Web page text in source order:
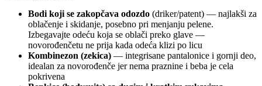
Bodi koji se zakopčava odozdo (driker/patent) — najlakši za
oblačenje i skidanje, posebno pri menjanju pelene.
Izbegavajte odeću koja se oblači preko glave —
novorođenčetu ne prija kada odeća klizi po licu
Kombinezon (zekica) — integrisane pantalonice i gornji deo,
idealan za novorođenče jer nema praznine i beba je cela
pokrivena